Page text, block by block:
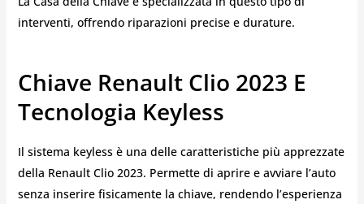
interventi, offrendo riparazioni precise e durature.
Chiave Renault Clio 2023 E
Tecnologia Keyless
Il sistema keyless è una delle caratteristiche più apprezzate
della Renault Clio 2023. Permette di aprire e avviare l’auto
senza inserire fisicamente la chiave, rendendo l’esperienza